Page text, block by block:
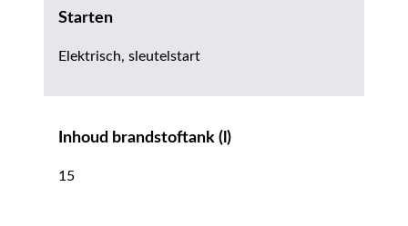
Starten
Elektrisch, sleutelstart
Inhoud brandstoftank (l)
15